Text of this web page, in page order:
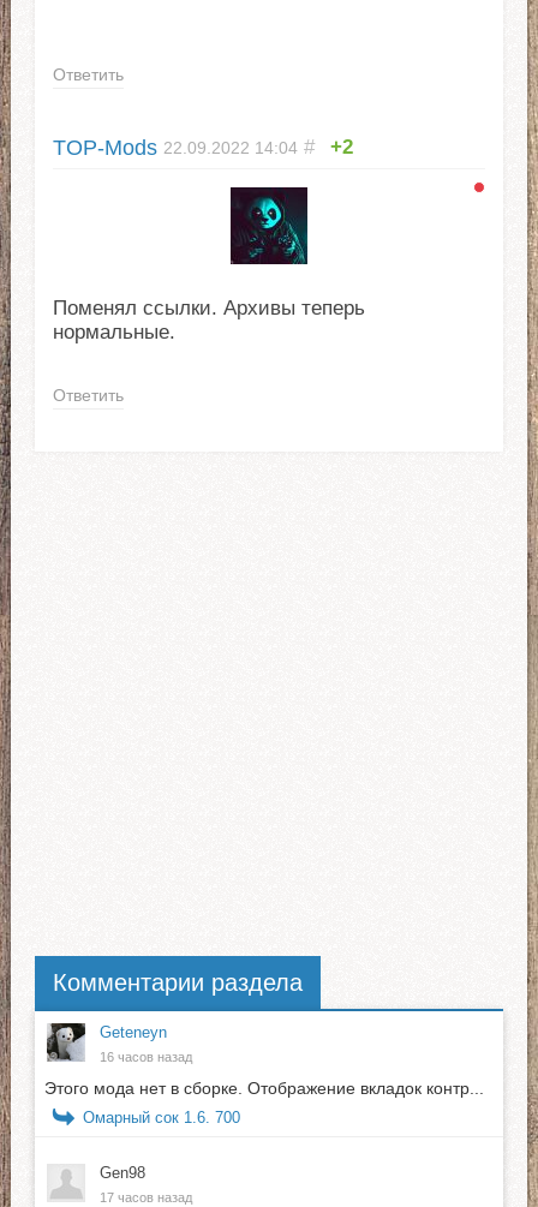
Ответить
TOP-Mods 22.09.2022 14:04 # +2
Поменял ссылки. Архивы теперь
нормальные.
Ответить
Комментарии раздела
Geteneyn
16 часов назад
Этого мода нет в сборке. Отображение вкладок контр...
Омарный сок 1.6. 700
Gen98
17 часов назад